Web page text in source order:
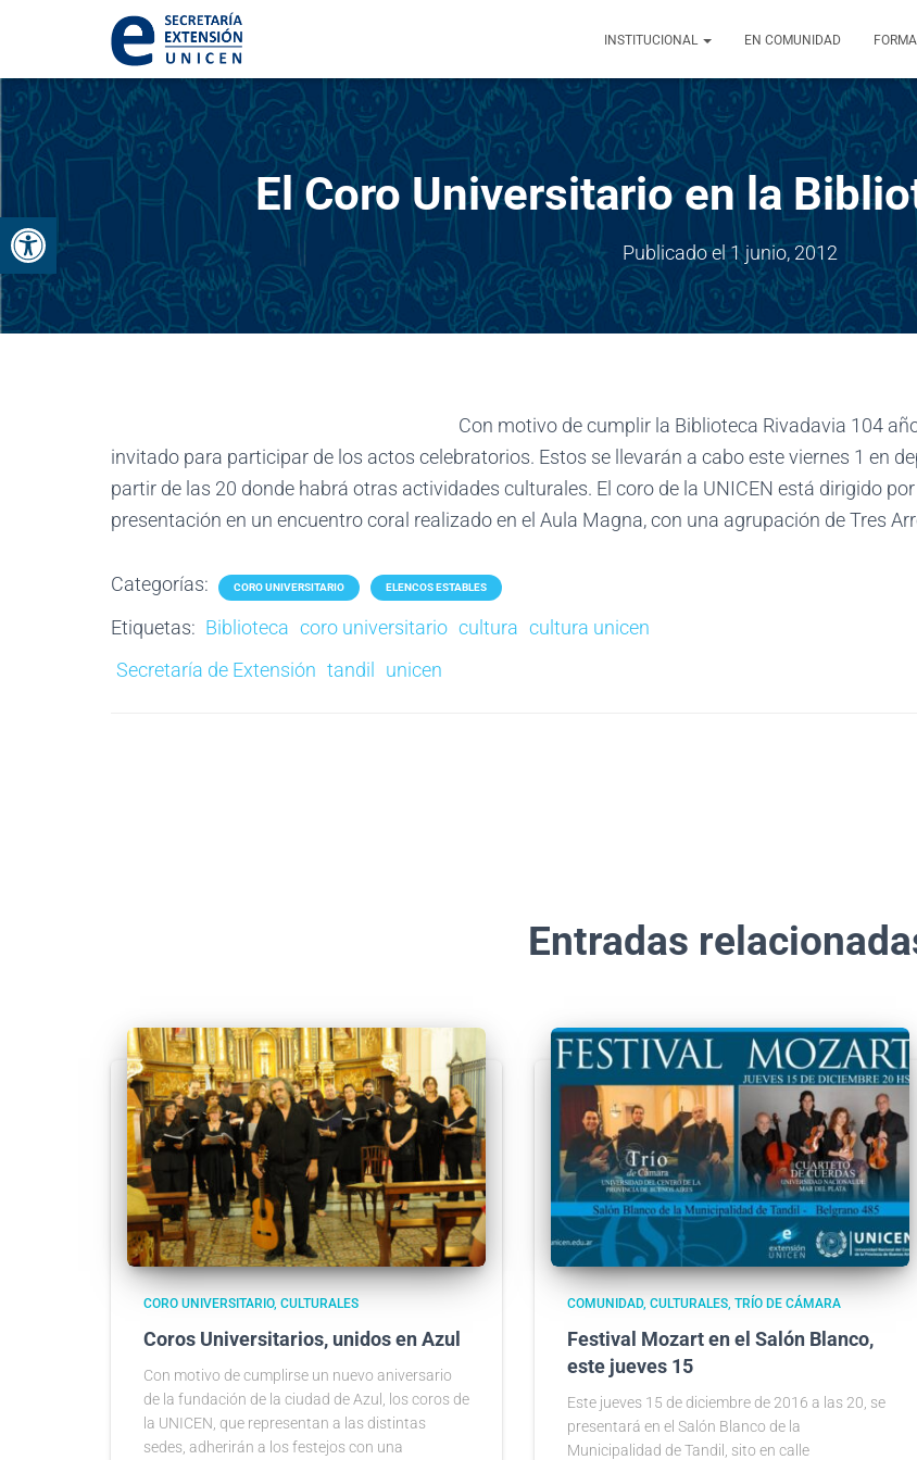
Abrir barra de herramientas
INSTITUCIONAL EN COMUNIDAD
El Coro Universitario en la
Publicado el1 junio, 2012
Con motivo de cumplir la Biblioteca Rivadavia 104
invitado para participar de los actos celebratorios. Estos se llevarán a cabo este viernes 1 en
partir de las 20 donde habrá otras actividades culturales. El coro de la UNICEN está dirigido
presentación en un encuentro coral realizado en el Aula Magna, con una agrupación de Tres
Categorías: CORO UNIVERSITARIO ELENCOS ESTABLES
Etiquetas: Biblioteca coro universitario cultura cultura unicen
Secretaría de Extensión tandil unicen
Entradas
CORO UNIVERSITARIO CULTURALES
Coros Universitarios, unidos en Azul
Con motivo de cumplirse un nuevo aniversario
de la fundación de la ciudad de Azul, los coros de
la UNICEN, que representan a las distintas
sedes, adherirán a los festejos con una
COMUNIDAD CULTURALES TRÍO DE CÁMARA
Festival Mozart en el Salón Blanco,
este jueves 15
Este jueves 15 de diciembre de 2016 a las 20, se
presentará en el Salón Blanco de la
Municipalidad de Tandil, sito en calle